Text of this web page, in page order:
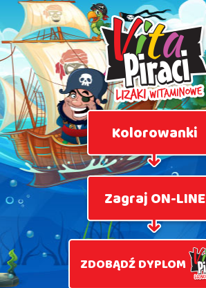
Kolorowanki
Zagraj ON-LINE
ZDOBĄDŹ DYPLOM